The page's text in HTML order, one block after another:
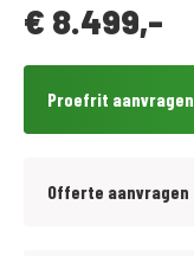
€ 8.499,-
Proefrit aanvragen
Offerte aanvragen